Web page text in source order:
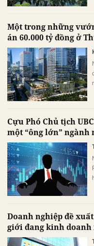
Một trong những
án 60.000 tỷ đồng ở
Cựu Phó Chủ tịch
một “ông lớn” ngành
Doanh nghiệp đề
giới đang kinh doanh